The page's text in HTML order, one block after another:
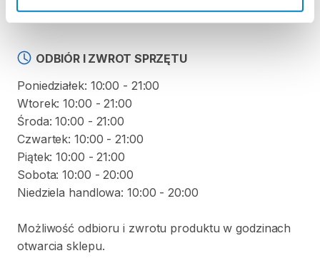
produktu
ODBIÓR I ZWROT SPRZĘTU
Poniedziałek: 10:00 - 21:00
Wtorek: 10:00 - 21:00
Środa: 10:00 - 21:00
Czwartek: 10:00 - 21:00
Piątek: 10:00 - 21:00
Sobota: 10:00 - 20:00
Niedziela handlowa: 10:00 - 20:00
Możliwość odbioru i zwrotu produktu w godzinach
otwarcia sklepu.